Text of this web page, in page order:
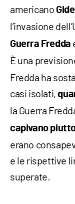
americano
l’invasione
Guerra Fredda
È una
Fredda ha
casi isolati,
la Guerra
capivano
erano
e le rispettive
superate.